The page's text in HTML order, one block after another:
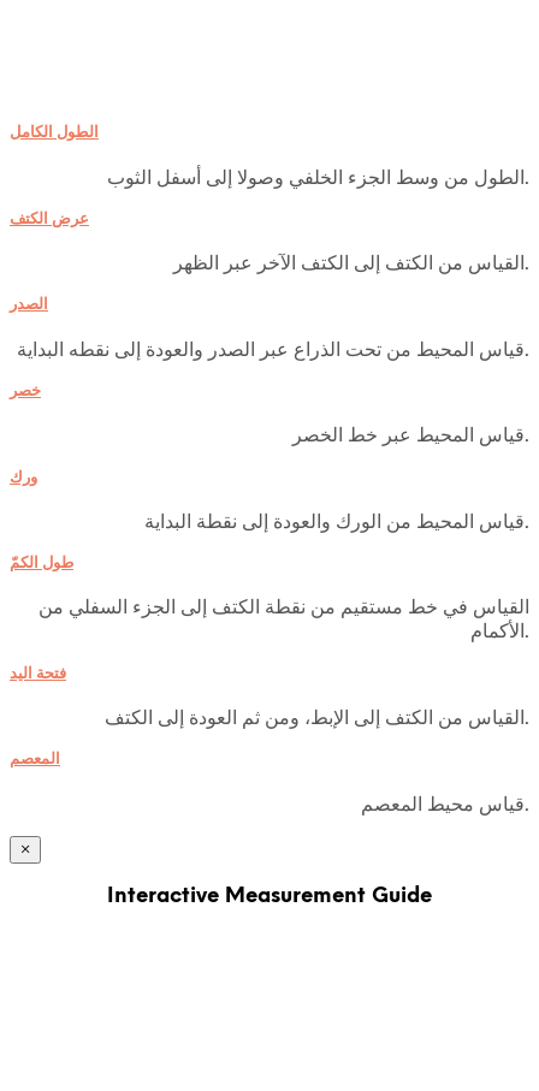
الطول الكامل
عرض الكتف
القياس من الكتف إلى الكتف الآخر عبر الظهر.
الصدر
خصر
قياس المحيط عبر خط الخصر.
ورك
قياس المحيط من الورك والعودة إلى نقطة البداية.
طول الكمّ
القياس في خط مستقيم من نقطة الكتف إلى الجزء السفلي من
الأكمام.
فتحة اليد
القياس من الكتف إلى الإبط، ومن ثم العودة إلى الكتف.
المعصم
×
Interactive Measurement Guide